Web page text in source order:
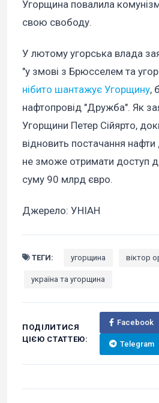
Угорщина повалила
свою свободу.
У лютому угорська влада
"у змові з Брюсселем та
нібито шантажує Угорщину,
нафтопровід "Дружба". Як
Угорщини Петер Сійярто,
відновить постачання
не зможе отримати доступ
суму 90 млрд євро.
Джерело: УНІАН
ТЕГИ: угорщина віктор
україна та угорщина
ПОДІЛИТИСЯ
ЦІЄЮ СТАТТЕЮ:
Facebook
Telegram